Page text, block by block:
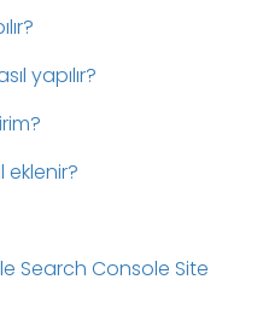
yapılır?
eklenir?
Search Console Site